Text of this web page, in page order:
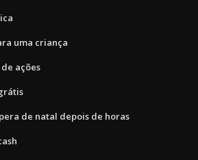
uma criança
ações
de natal depois de horas